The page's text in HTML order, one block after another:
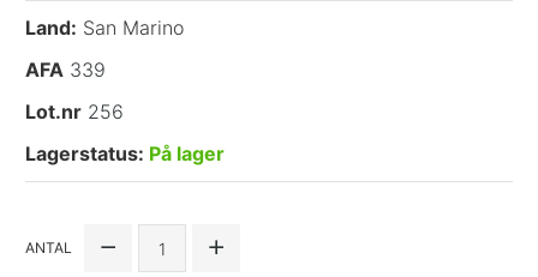
Land: San Marino
AFA 339
Lot.nr 256
Lagerstatus: På lager
ANTAL